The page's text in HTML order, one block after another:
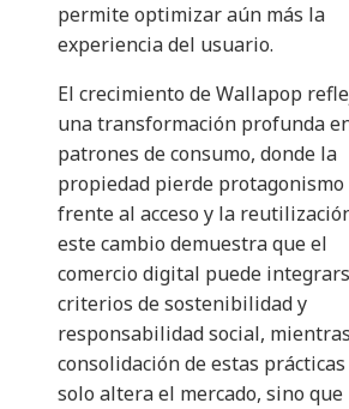
permite optimizar aún más la
experiencia del usuario.
El crecimiento de Wallapop
una transformación profunda
patrones de consumo, donde la
propiedad pierde protagonismo
frente al acceso y la
este cambio demuestra que el
comercio digital puede
criterios de sostenibilidad y
responsabilidad social,
consolidación de estas prácticas
solo altera el mercado, sino que